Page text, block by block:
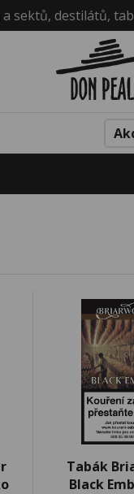
sektů, destilátů,
Tabák
Black